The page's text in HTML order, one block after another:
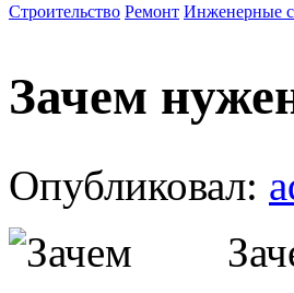
Строительство Ремонт Инженерные
Зачем
Опубликовал: